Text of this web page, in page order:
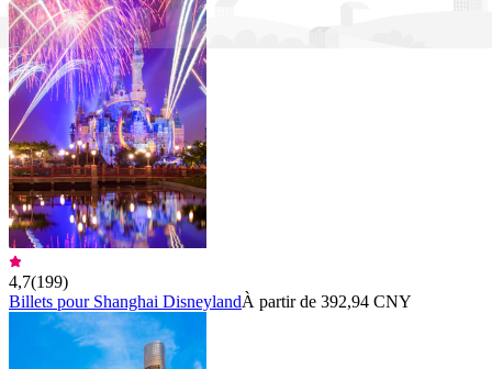
4,7(199)
Billets pour Shanghai DisneylandÀ partir de 392,94 CNY